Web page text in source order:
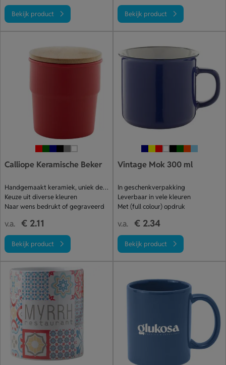
Bekijk product Bekijk product
Calliope Keramische Beker
Handgemaakt keramiek, uniek design
Keuze uit diverse kleuren
Naar wens bedrukt of gegraveerd
v.a. € 2.11
Bekijk product
Vintage Mok 300 ml
In geschenkverpakking
Leverbaar in vele kleuren
Met (full colour) opdruk
v.a. € 2.34
Bekijk product